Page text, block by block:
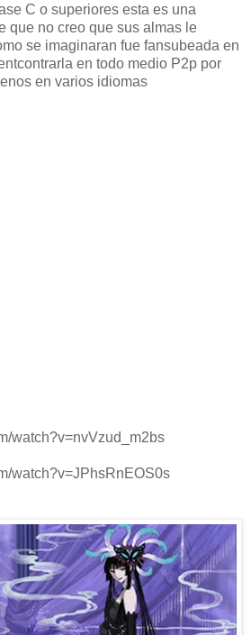
C o superiores esta es una
que no creo que sus almas le
se imaginaran fue fansubeada en
en todo medio P2p por
en varios idiomas
watch?v=nvVzud_m2bs
watch?v=JPhsRnEOS0s